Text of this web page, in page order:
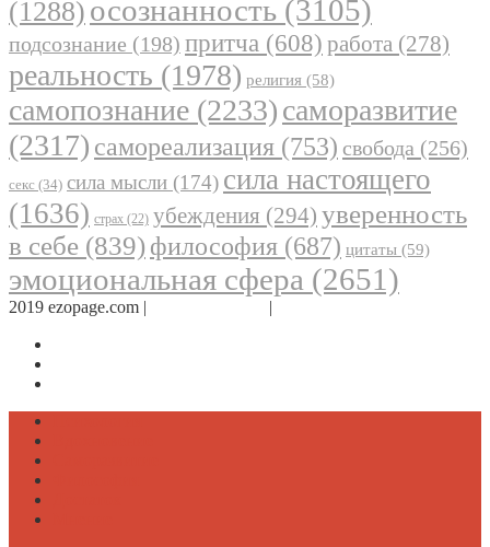
(1288) осознанность (3105)
подсознание (198) притча (608) работа (278)
реальность (1978) религия (58)
самопознание (2233)саморазвитие
(2317) самореализация (753) свобода (256)
секс (34) сила мысли (174) сила настоящего
(1636) страх (22) убеждения (294) уверенность
в себе (839) философия (687) цитаты (59)
эмоциональная сфера (2651)
2019 ezopage.com | |